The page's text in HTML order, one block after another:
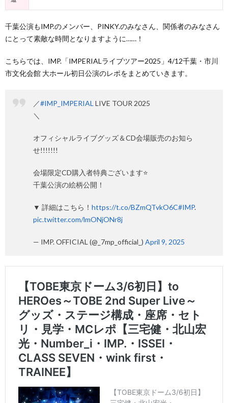
千葉公演もIMP.のメンバー、PINKY.のみなさん、関係者のみなさん
にとって素敵な時間となりますように……！
こちらでは、IMP.「IMPERIALライブツアー2025」4/12千葉・市川
市文化会館 大ホール初日公演のレポをまとめていきます。
／#IMP_IMPERIAL LIVE TOUR 2025
＼
オフィシャルライブグッズ＆CD会場販売のお知ら
せ!!!!!!!
会場限定CD購入者特典ございます⭐️
千葉公演の絵柄公開！
▼ 詳細はこちら！ https://t.co/BZmQTvkO6C#IMP.
pic.twitter.com/lmONjONr8j
— IMP. OFFICIAL (@_7mp_official_) April 9, 2025